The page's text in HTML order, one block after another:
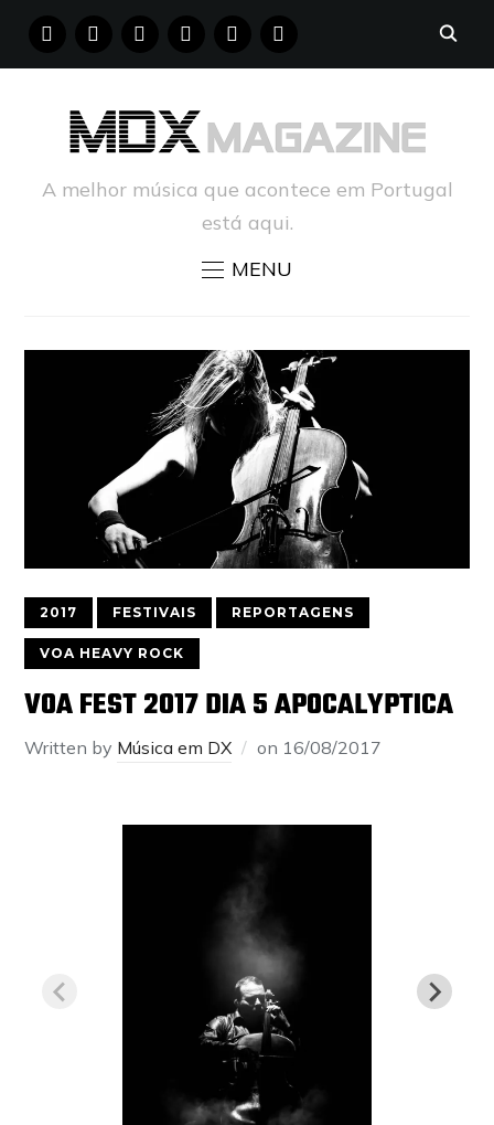
FACEBOOKINSTAGRAM
YOUTUBE PINTERESTTUMBLR
A melhor música que acontece em Portugal
está aqui.
MENU
2017 FESTIVAIS REPORTAGENS
VOA HEAVY ROCK
VOA FEST 2017 DIA 5 APOCALYPTICA
Written by Música em DX on 16/08/2017